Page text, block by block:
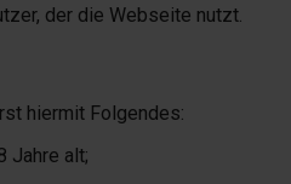
der die Webseite nutzt.
hiermit Folgendes:
Jahre alt;